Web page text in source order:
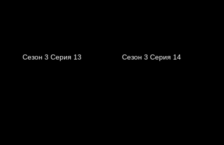
Сезон 3 Серия 13 Сезон 3 Серия 14